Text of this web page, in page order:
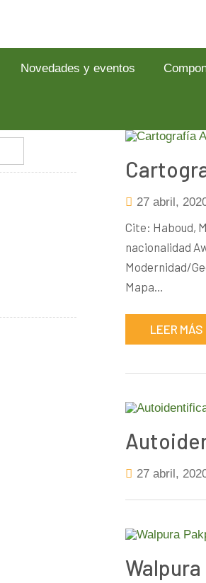
Novedades y eventos
27 abril,
Cite: Haboud,
nacionalidad
Modernidad/
Mapa…
LEER MÁS
27 abril,